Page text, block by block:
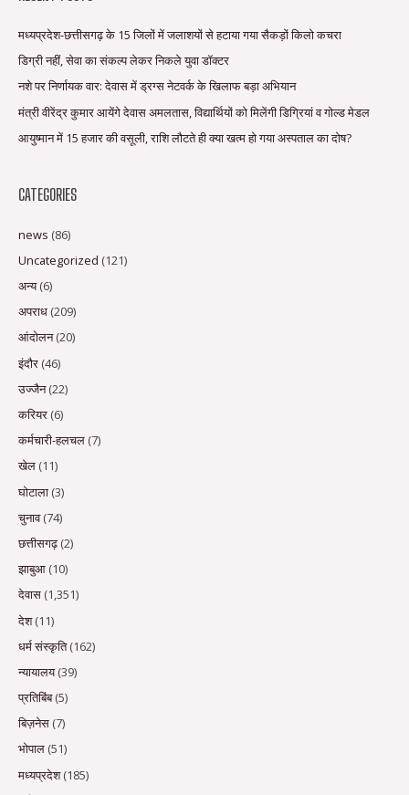
मध्यप्रदेश-छत्तीसगढ़ के 15 जिलों में जलाशयों से हटाया गया सैकड़ों किलो कचरा
डिग्री नहीं, सेवा का संकल्प लेकर निकले युवा डॉक्टर
नशे पर निर्णायक वार: देवास में ड्रग्स नेटवर्क के खिलाफ बड़ा अभियान
मंत्री वीरेंद्र कुमार आयेंगे देवास अमलतास, विद्यार्थियों को मिलेंगी डिग्रियां व गोल्ड मेडल
आयुष्मान में 15 हजार की वसूली, राशि लौटते ही क्या खत्म हो गया अस्पताल का दोष?
CATEGORIES
news (86)
Uncategorized (121)
अन्य(6)
अपराध (209)
आंदोलन(20)
इंदौर (46)
उज्जैन(22)
करियर (6)
कर्मचारी-हलचल (7)
खेल (11)
घोटाला (3)
चुनाव(74)
छत्तीसगढ़(2)
झाबुआ (10)
देवास (1,351)
देश(11)
धर्म संस्कृति(162)
न्यायालय(39)
प्रतिबिंब(5)
बिज़नेस (7)
भोपाल (51)
मध्यप्रदेश(185)